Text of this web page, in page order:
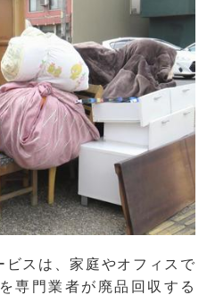
スは、家庭やオフィスで
専門業者が廃品回収する